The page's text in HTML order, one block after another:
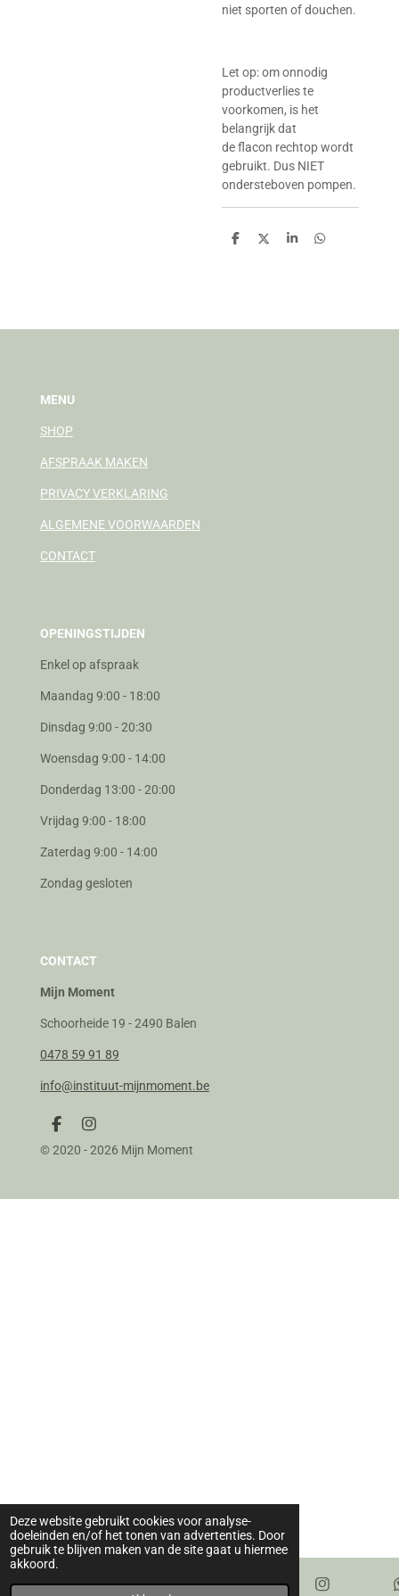
Deze website gebruikt cookies voor analyse-
doeleinden en/of het tonen van advertenties. Door
gebruik te blijven maken van de site gaat u hiermee
akkoord.
niet sporten of douchen.
Let op:om onnodig
productverlies te
voorkomen, is het
belangrijk dat
de flacon rechtop wordt
gebruikt. Dus NIET
ondersteboven pompen.
D
D
S
D
MENU
SHOP
AFSPRAAK MAKEN
PRIVACY VERKLARING
ALGEMENE VOORWAARDEN
CONTACT
OPENINGSTIJDEN
Enkel op afspraak
Maandag 9:00 - 18:00
Dinsdag 9:00 - 20:30
Woensdag 9:00 - 14:00
Donderdag 13:00 - 20:00
Vrijdag 9:00 - 18:00
Zaterdag 9:00 - 14:00
Zondag gesloten
CONTACT
Mijn Moment
Schoorheide 19 - 2490 Balen
0478 59 91 89
info@instituut-mijnmoment.be
F
a
c
o
I
n
s
g
© 2020 - 2026 Mijn Moment